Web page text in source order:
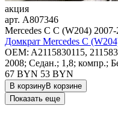
акция
арт. A807346
Mercedes C C (W204)
Домкрат Mercedes C
OEM: A2115830115,
2008; Седан.; 1,8; компр.;
67 BYN 53 BYN
В корзинуВ корзине
Показать еще